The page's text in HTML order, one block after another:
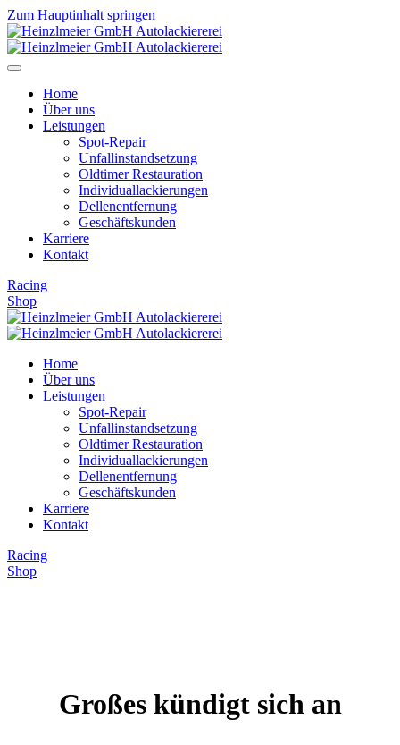
Zum Hauptinhalt springen
Home
Über uns
Leistungen
Spot-Repair
Unfallinstandsetzung
Oldtimer Restauration
Individuallackierungen
Dellenentfernung
Geschäftskunden
Karriere
Kontakt
Racing
Shop
Home
Über uns
Leistungen
Spot-Repair
Unfallinstandsetzung
Oldtimer Restauration
Individuallackierungen
Dellenentfernung
Geschäftskunden
Karriere
Kontakt
Racing
Shop
Großes kündigt sich an